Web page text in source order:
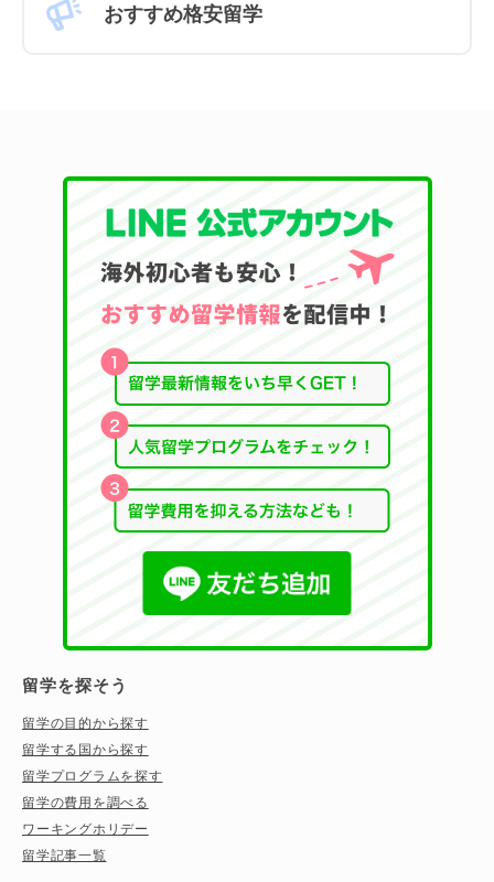
おすすめ格安留学
留学を探そう
留学の目的から探す
留学する国から探す
留学プログラムを探す
留学の費用を調べる
ワーキングホリデー
留学記事一覧